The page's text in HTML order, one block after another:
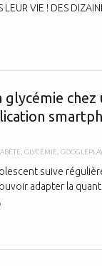
VIE ! DES
glycémie
GLYCÉMIE GOOGLEPLAY
suive
adapter la